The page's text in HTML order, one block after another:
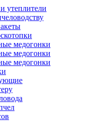
утеплители
медогонки
медогонки
медогонки